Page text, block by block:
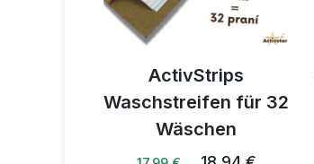
SHUYA ULTRATHEN
NIGHT INSERTS
8PCS